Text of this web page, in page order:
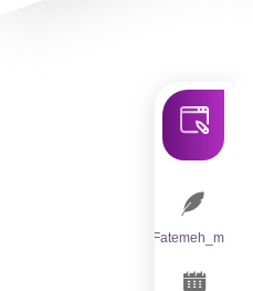
Fatemeh_m